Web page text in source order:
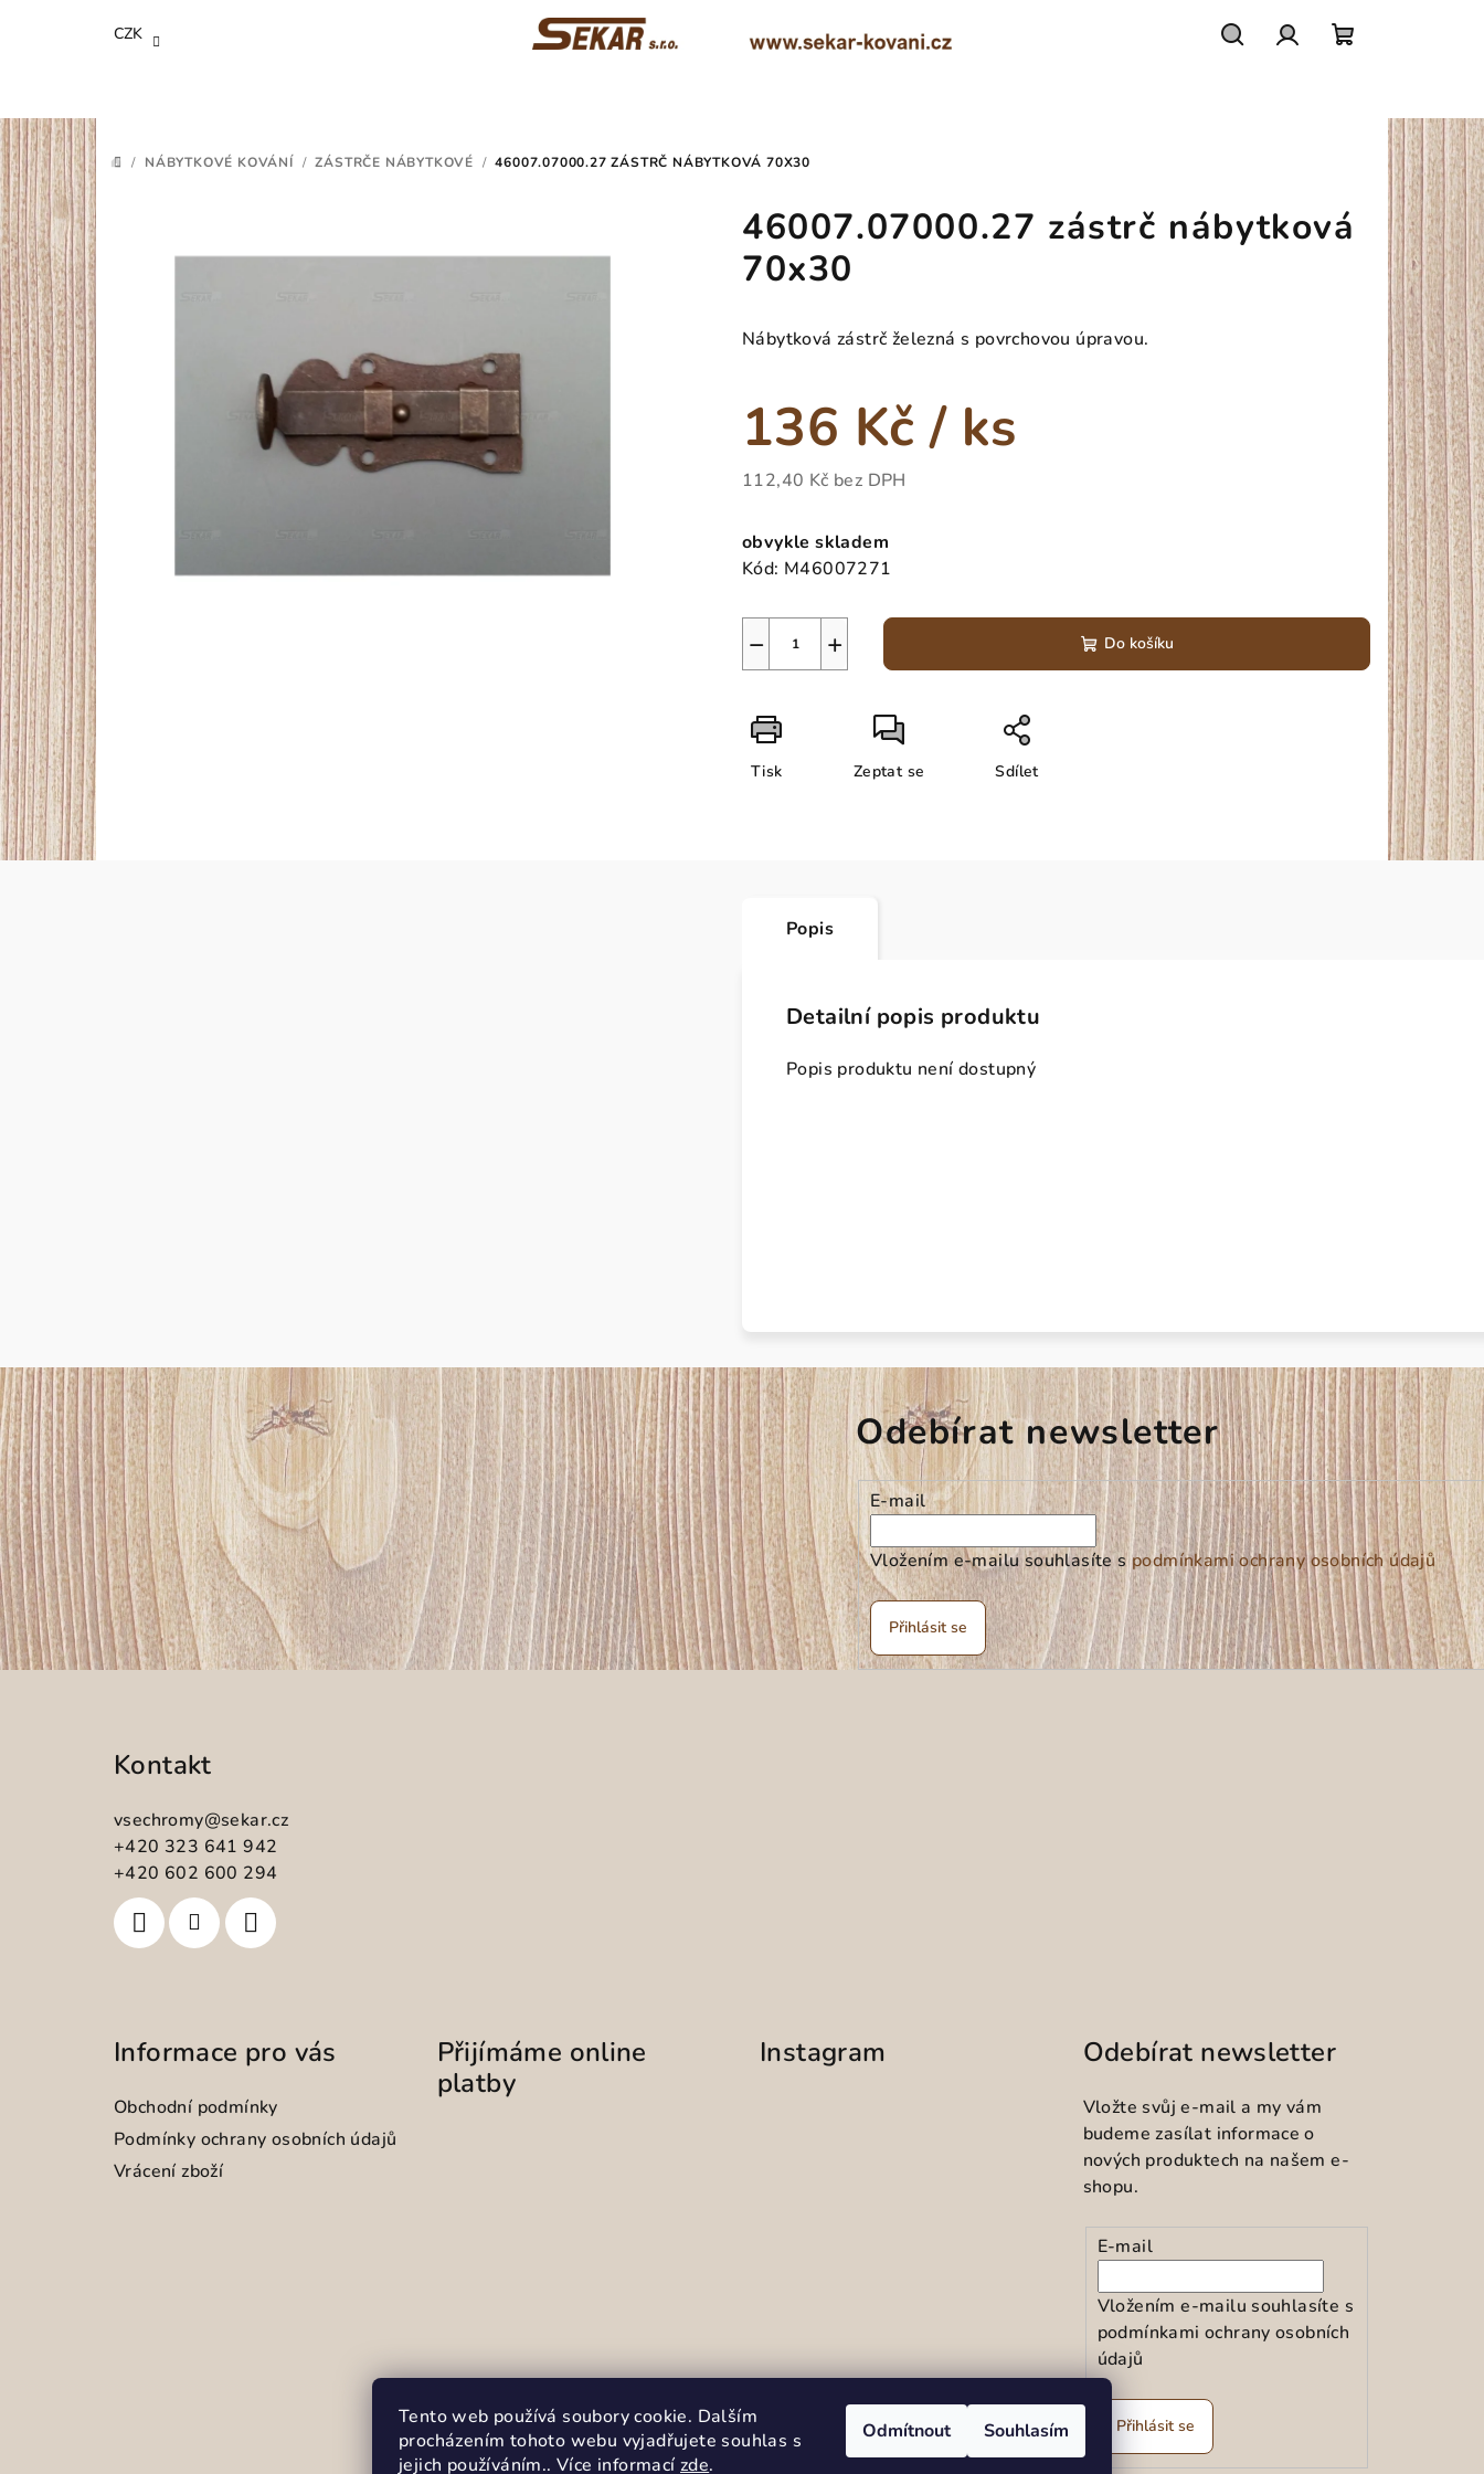
Tento web používá soubory cookie. Dalším
procházením tohoto webu vyjadřujete souhlas s
jejich používáním.. Více informací zde.
Odmítnout Souhlasím
CZK
košík
DOMŮ
/ NÁBYTKOVÉ KOVÁNÍ / ZÁSTRČE NÁBYTKOVÉ / 46007.07000.27 ZÁSTRČ NÁBYTKOVÁ 70X30
46007.07000.27 zástrč nábytková
70x30
Nábytková zástrč železná s povrchovou úpravou.
136 Kč/ ks
112,40 Kč bez DPH
cena:
obvykle skladem
Kód: M46007271
+
− Do košíku
Tisk Zeptat se Sdílet
Popis
Detailní popis produktu
Popis produktu není dostupný
Odebírat newsletter
E-mail
Vložením e-mailu souhlasíte spodmínkami ochrany osobních údajů
Přihlásit se
Kontakt
vsechromy@sekar.cz
+420 323 641 942
+420 602 600 294
Informace pro vás
Obchodní podmínky
Podmínky ochrany osobních údajů
Vrácení zboží
Přijímáme online
platby
Instagram
Sledovat na Instagramu
Odebírat newsletter
Vložte svůj e-mail a my vám
budeme zasílat informace o
nových produktech na našem e-
shopu.
E-mail
Vložením e-mailu souhlasíte s
podmínkami ochrany osobních
údajů
Přihlásit se